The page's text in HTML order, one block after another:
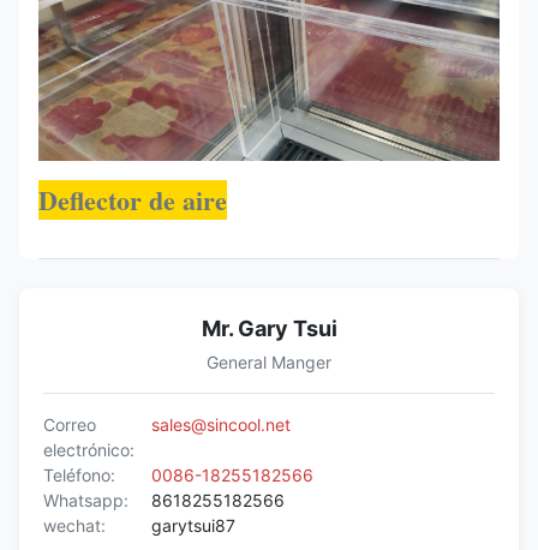
Deflector de aire
Mr. Gary Tsui
General Manger
Correo
electrónico:
sales@sincool.net
Teléfono:
0086-18255182566
Whatsapp:
8618255182566
wechat:
garytsui87